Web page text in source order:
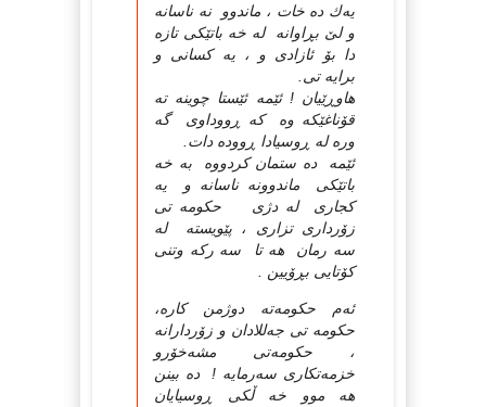
یه‌ك ده خات ، ماندوو نه ناسانه
و لێ بڕاوانه له خه باتێكی تازه
دا بۆ ئازادی و ، یه كسانی و
برایه تی.
هاوڕێیان ! ئێمه ئێستا چوینه ته
قۆناغێكه وه كه ڕووداوی گه
وره له ڕوسیادا ڕووده دات.
ئێمه ده ستمان كردووه به خه
باتێكی ماندوونه ناسانه و یه
كجاری له دژی حكومه تی
زۆرداری تزاری ، پێویسته له
سه رمان هه تا سه ركه وتنی
كۆتایی بڕۆیین .
ئه‌م حكومه‌ته دوژمن كاره،
حكومه تی جه‌للادان و زۆردارانه
، حكومه‌تی مشه‌خۆرو
خزمه‌تكاری سه‌رمایه ! ده بینن
هه موو خه ڵكی ڕوسیایان